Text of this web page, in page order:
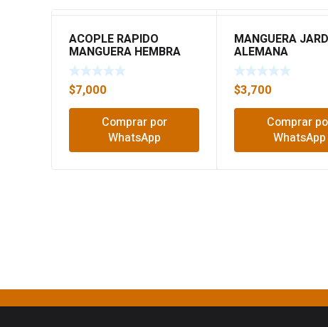
ACOPLE RAPIDO
MANGUERA HEMBRA
FORTE 6129
$7,000
Comprar por
WhatsApp
MANGUERA
ALEMANA
NARANJ/NEGRO
AH0136
$3,700
Comprar
WhatsApp